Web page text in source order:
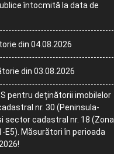
întocmită la data de
din 04.08.2026
din 03.08.2026
pentru deținătorii imobilelor
nr. 30 (Peninsula-
sector cadastral nr. 18 (Zona
E5). Măsurători în perioada